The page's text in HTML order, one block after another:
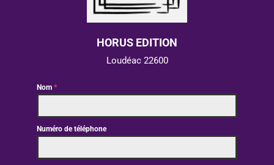
HORUS EDITION
Loudéac 22600
Nom *
Numéro de téléphone